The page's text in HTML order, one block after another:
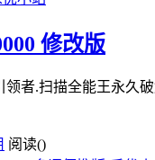
修改版
领者.扫描全能王永
阅读()